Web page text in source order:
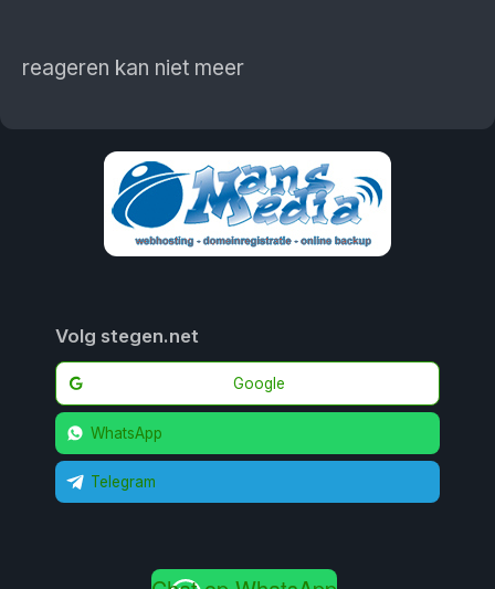
reageren kan niet meer
Volg stegen.net
Google
WhatsApp
Telegram